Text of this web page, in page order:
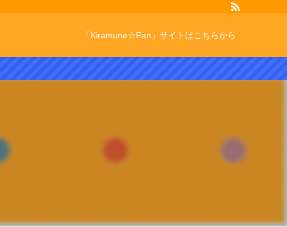
「Kiramune☆Fan」サイトはこちらから